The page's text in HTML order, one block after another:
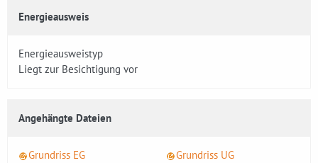
Energieausweis
Energieausweistyp
Liegt zur Besichtigung vor
Angehängte Dateien
Grundriss EG Grundriss UG